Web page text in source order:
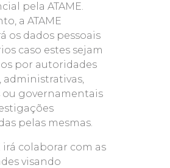
pela ATAME.
a ATAME
os dados pessoais
caso estes sejam
por autoridades
administrativas,
ou governamentais
pelas mesmas.
irá colaborar com as
visando